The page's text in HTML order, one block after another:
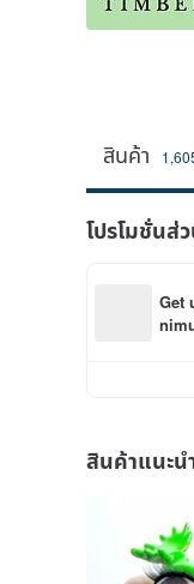
สินค้า
โปรโมชั่นส่
Get
สินค้าแนะน